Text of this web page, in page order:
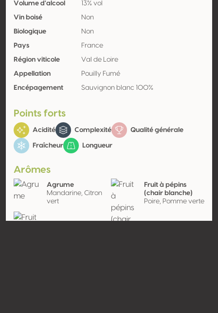
Volume d'alcool 13% vol
Vin boisé Non
Biologique Non
Pays France
Région viticole Val de Loire
Appellation Pouilly Fumé
Encépagement Sauvignon blanc 100%
Points forts
Acidité Complexité Qualité générale
Fraîcheur Longueur
Arômes
Agrume
Mandarine, Citron
vert
Fruit à pépins
(chair blanche)
Poire, Pomme verte